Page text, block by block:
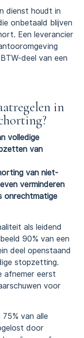
dienst houdt in
onbetaald blijven
Een leverancier
deel van een
in
volledige
van
van niet-
verminderen
onrechtmatige
als leidend
90% van een
deel openstaand
stopzetting.
afnemer eerst
voor
van alle
door